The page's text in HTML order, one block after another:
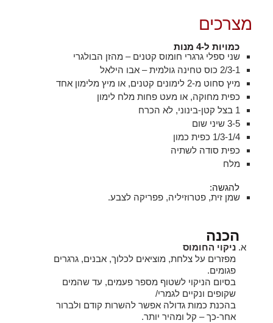
מצרכים
כמויות ל-4 מנות
שני ספלי גרגרי חומוס קטנים – מהזן הבולגרי
2/3-1 כוס טחינה גולמית – אבו הילאל
מיץ סחוט מ-2 לימונים קטנים, או מיץ מלימון אחד
כפית מחוקה, או מעט פחות מלח לימון
1 בצל קטן-בינוני, לא הכרח
3-5 שיני שום
1/3-1/4 כפית כמון
כפית סודה לשתיה
מלח
להגשה:
שמן זית, פטרוזיליה, פפריקה לצבע.
הכנה
ניקוי החומוס
מפזרים על צלחת, מוציאים לכלוך, אבנים, גרגרים
פגומים.
בסיום הניקוי לשטוף מספר פעמים, עד שהמים
שקופים ונקיים לגמרי/
בהכנת כמות גדולה אפשר להשרות קודם ולברור
אחר-כך – קל ומהיר יותר.